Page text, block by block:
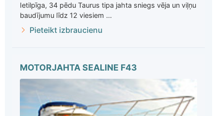
Ietilpīga, 34 pēdu Taurus tipa jahta sniegs vēja un viļņu
baudījumu līdz 12 viesiem ...
Pieteikt izbraucienu
MOTORJAHTA SEALINE F43